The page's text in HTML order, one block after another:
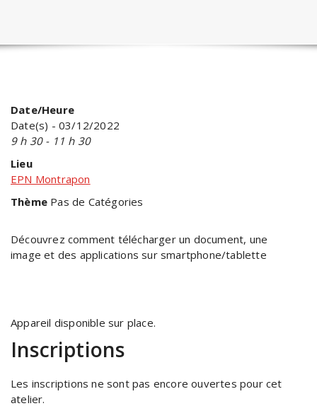
Date/Heure
Date(s) - 03/12/2022
9 h 30 - 11 h 30
Lieu
EPN Montrapon
Thème Pas de Catégories
Découvrez comment télécharger un document, une
image et des applications sur smartphone/tablette
Appareil disponible sur place.
Inscriptions
Les inscriptions ne sont pas encore ouvertes pour cet
atelier.